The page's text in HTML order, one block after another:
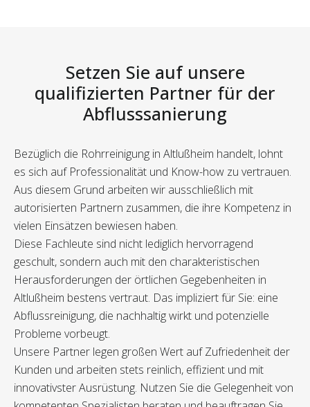
Setzen Sie auf unsere
qualifizierten Partner für der
Abflusssanierung
Bezüglich die Rohrreinigung in Altlußheim handelt, lohnt
es sich auf Professionalität und Know-how zu vertrauen.
Aus diesem Grund arbeiten wir ausschließlich mit
autorisierten Partnern zusammen, die ihre Kompetenz in
vielen Einsätzen bewiesen haben.
Diese Fachleute sind nicht lediglich hervorragend
geschult, sondern auch mit den charakteristischen
Herausforderungen der örtlichen Gegebenheiten in
Altlußheim bestens vertraut. Das impliziert für Sie: eine
Abflussreinigung, die nachhaltig wirkt und potenzielle
Probleme vorbeugt.
Unsere Partner legen großen Wert auf Zufriedenheit der
Kunden und arbeiten stets reinlich, effizient und mit
innovativster Ausrüstung. Nutzen Sie die Gelegenheit von